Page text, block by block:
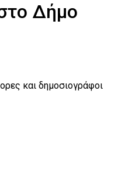
Δήμο
και δημοσιογράφοι